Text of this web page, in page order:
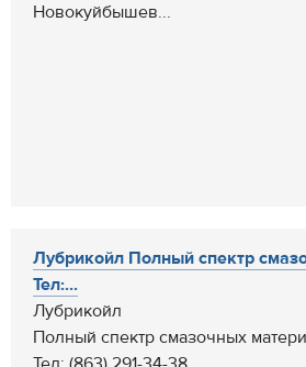
Новокуйбышев...
Лубрикойл Полный спектр
Тел:...
Лубрикойл
Полный спектр смазочных